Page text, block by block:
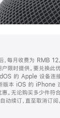
，每月收费为 RMB
时提供。要兑换此
的 Apple 设备连
版本 iOS 的 iPhone
。无论购买多少件符
动续订，直至取消订